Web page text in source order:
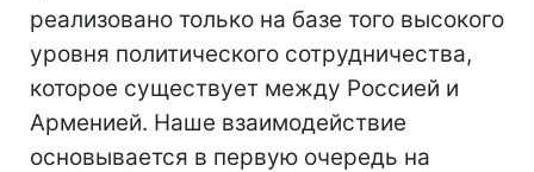
реализовано только на базе того высокого
уровня политического сотрудничества,
которое существует между Россией и
Арменией. Наше взаимодействие
основывается в первую очередь на